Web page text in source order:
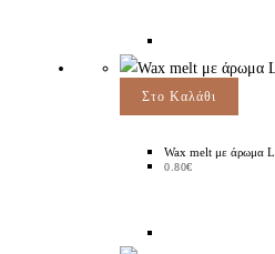
Στο Καλάθι
Wax melt με άρωμα
0.80€